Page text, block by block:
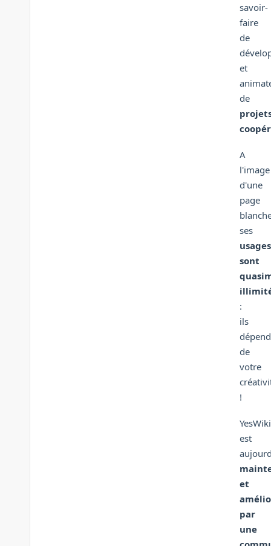
savoir-
faire
de
et
de
A
l'image
d'une
page
ses
usages
sont
:
ils
de
votre
!
YesWiki
est
et
par
une